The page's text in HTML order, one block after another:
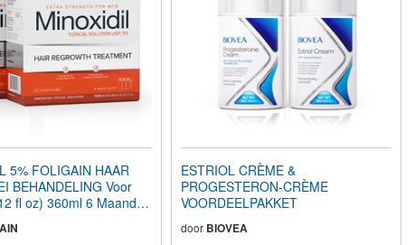
5% FOLIGAIN HAAR
BEHANDELING Voor
fl oz) 360ml 6 Maanden
ESTRIOL CRÈME &
PROGESTERON-CRÈME
VOORDEELPAKKET
door BIOVEA